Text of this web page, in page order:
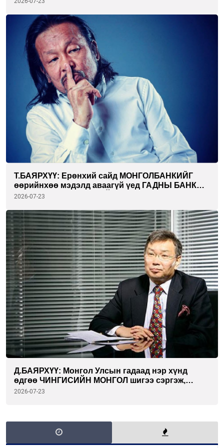
Т.БАЯРХҮҮ: Ерөнхий сайд МОНГОЛБАНКИЙГ
өөрийнхөө мэдэлд аваагүй үед ГАДНЫ БАНК
ОРЖ ИРЭХ БОЛОМЖГҮЙ
2026-07-23
Д.БАЯРХҮҮ: Монгол Улсын гадаад нэр хүнд
өдгөө ЧИНГИСИЙН МОНГОЛ шигээ сэргэж,
Дэлхийн хаана ч гайхагдаж байна
2026-07-23